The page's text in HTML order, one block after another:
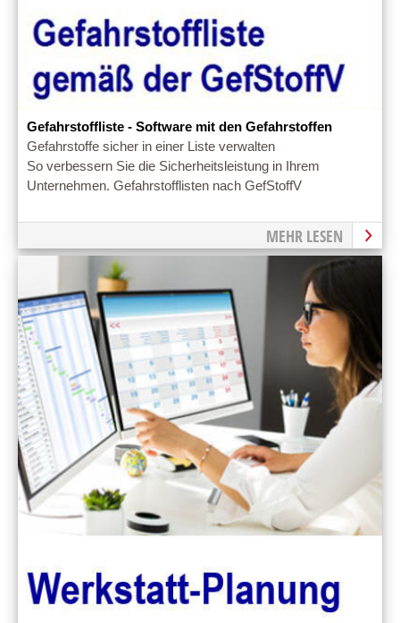
Gefahrstoffliste - Software mit den Gefahrstoffen
Gefahrstoffe sicher in einer Liste verwalten
So verbessern Sie die Sicherheitsleistung in Ihrem
Unternehmen. Gefahrstofflisten nach GefStoffV
MEHR LESEN